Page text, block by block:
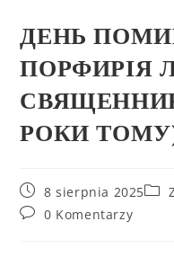
ДЕНЬ
ПОРФИРІЯ
РОКИ
8 sierpnia 2025
0 Komentarzy